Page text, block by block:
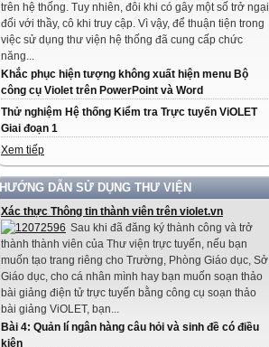
trên hệ thống. Tuy nhiên, đôi khi có gây một số trở ngại
đối với thầy, cô khi truy cập. Vì vậy, để thuận tiện trong
việc sử dụng thư viện hệ thống đã cung cấp chức
năng...
Khắc phục hiện tượng không xuất hiện menu Bộ
công cụ Violet trên PowerPoint và Word
Thử nghiệm Hệ thống Kiểm tra Trực tuyến ViOLET
Giai đoạn 1
Xem tiếp
HƯỚNG DẪN SỬ DỤNG THƯ VIỆN
Xác thực Thông tin thành viên trên violet.vn
Sau khi đã đăng ký thành công và trở
thành thành viên của Thư viện trực tuyến, nếu bạn
muốn tạo trang riêng cho Trường, Phòng Giáo dục, Sở
Giáo dục, cho cá nhân mình hay bạn muốn soạn thảo
bài giảng điện tử trực tuyến bằng công cụ soạn thảo
bài giảng ViOLET, bạn...
Bài 4: Quản lí ngân hàng câu hỏi và sinh đề có điều
kiện